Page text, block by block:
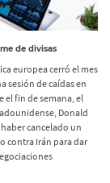
de divisas
europea cerró el mes
sesión de caídas en
el fin de semana, el
Donald
cancelado un
contra Irán para dar